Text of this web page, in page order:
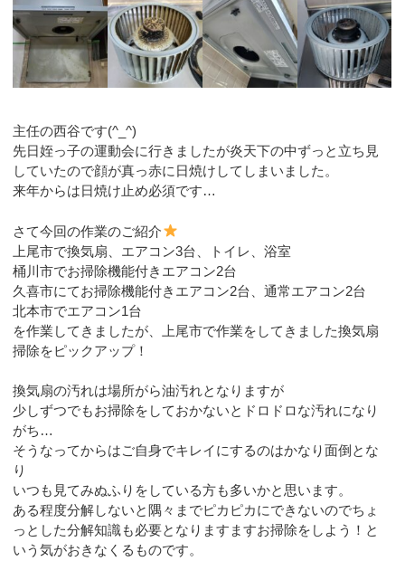
主任の西谷です(^_^)
先日姪っ子の運動会に行きましたが炎天下の中ずっと立ち見
していたので顔が真っ赤に日焼けしてしまいました。
来年からは日焼け止め必須です…
さて今回の作業のご紹介
上尾市で換気扇、エアコン3台、トイレ、浴室
桶川市でお掃除機能付きエアコン2台
久喜市にてお掃除機能付きエアコン2台、通常エアコン2台
北本市でエアコン1台
を作業してきましたが、上尾市で作業をしてきました換気扇
掃除をピックアップ！
換気扇の汚れは場所がら油汚れとなりますが
少しずつでもお掃除をしておかないとドロドロな汚れになり
がち…
そうなってからはご自身でキレイにするのはかなり面倒とな
り
いつも見てみぬふりをしている方も多いかと思います。
ある程度分解しないと隅々までピカピカにできないのでちょ
っとした分解知識も必要となりますますお掃除をしよう！と
いう気がおきなくるものです。